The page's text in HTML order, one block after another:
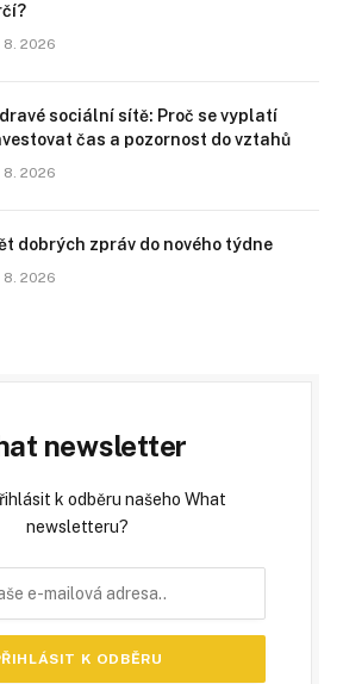
8. 2026
sociální sítě: Proč se vyplatí
čas a pozornost do vztahů
8. 2026
dobrých zpráv do nového týdne
8. 2026
newsletter
k odběru našeho What
newsletteru?